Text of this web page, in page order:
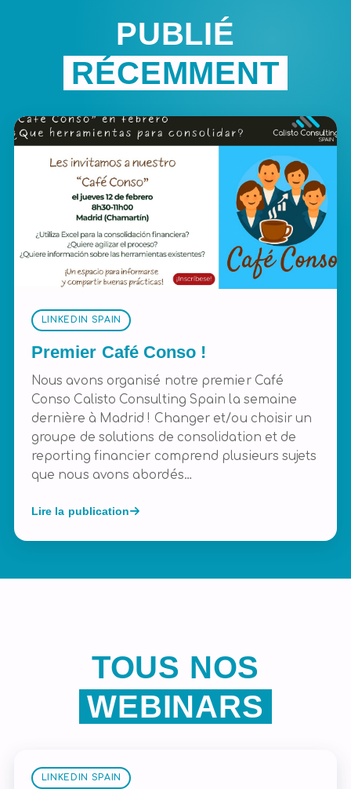
PUBLIÉ
RÉCEMMENT
LINKEDIN SPAIN
Premier Café Conso !
Nous avons organisé notre premier Café
Conso Calisto Consulting Spain la semaine
dernière à Madrid ! Changer et/ou choisir un
groupe de solutions de consolidation et de
reporting financier comprend plusieurs sujets
que nous avons abordés…
Lire la publication
TOUS NOS
WEBINARS
LINKEDIN SPAIN